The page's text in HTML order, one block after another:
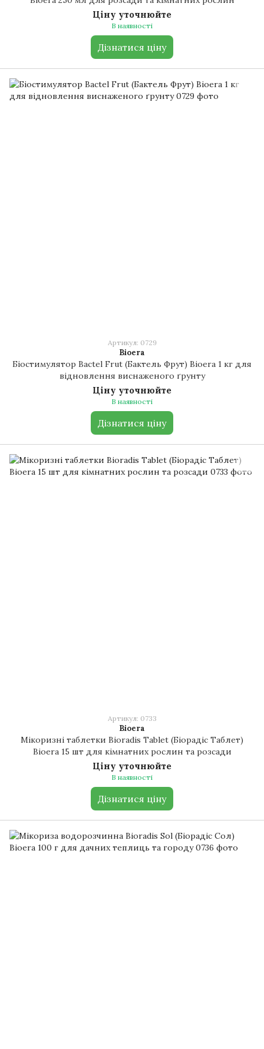
Ціну уточнюйте
В наявності
Дізнатися ціну
Артикул: 0729
Bioera
Біостимулятор Bactel Frut (Бактель Фрут) Bioera 1 кг для
відновлення виснаженого ґрунту
Ціну уточнюйте
В наявності
Дізнатися ціну
Артикул: 0733
Bioera
Мікоризні таблетки Bioradis Tablet (Біорадіс Таблет)
Bioera 15 шт для кімнатних рослин та розсади
Ціну уточнюйте
В наявності
Дізнатися ціну